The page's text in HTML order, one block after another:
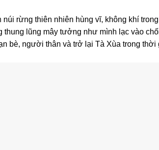
rừng thiên nhiên hùng vĩ, không khí
lũng mây tưởng như mình lạc vào
bè, người thân và trở lại Tà Xùa trong thời